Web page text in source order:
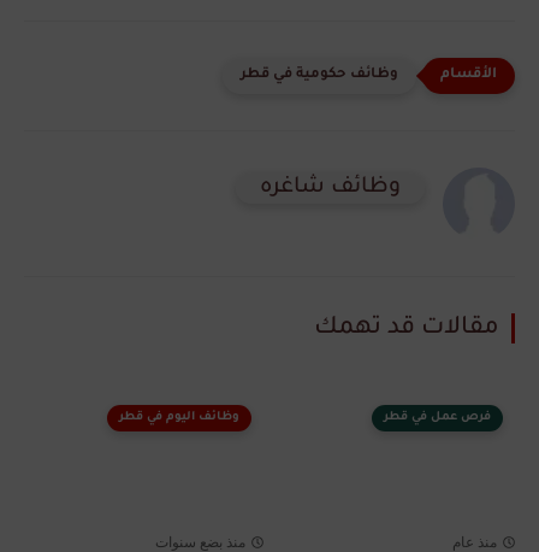
وظائف حكومية في قطر
وظائف شاغره
مقالات قد تهمك
فرص عمل في قطر
منذ عام
وظائف اليوم في قطر
منذ بضع سنوات